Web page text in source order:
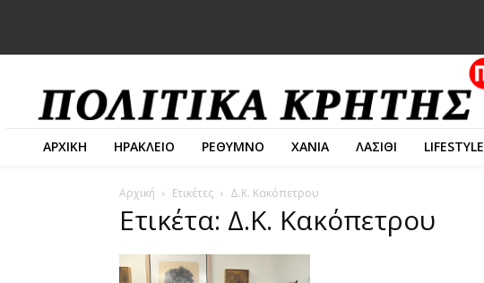
ΑΡΧΙΚΗ ΗΡΑΚΛΕΙΟ ΡΕΘΥΜΝΟ ΧΑΝΙΑ ΛΑΣΙΘΙ LIFESTYLE
Αρχική Ετικέτες Δ.Κ. Κακόπετρου
Ετικέτα: Δ.Κ. Κακόπετρου